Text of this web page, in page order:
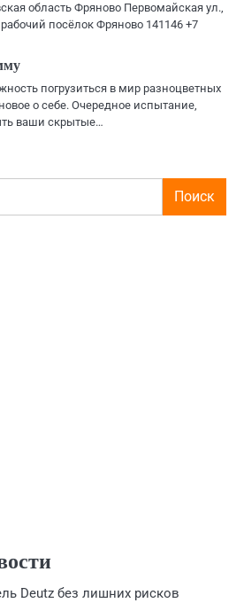
область Фряново Первомайская ул.,
посёлок Фряново 141146 +7
погрузиться в мир разноцветных
о себе. Очередное испытание,
ваши скрытые…
Поиск
Deutz без лишних рисков